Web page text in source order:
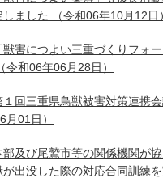
ました
（令和06年10月12日）
害につよい三重づくりフォ
令和06年06月28日）
回三重県鳥獣被害対策連携
月01日）
部及び尾鷲市等の関係機関が
出没した際の対応合同訓練を